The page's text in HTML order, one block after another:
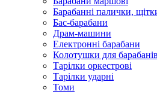
Барабанні палички,
Бас-барабани
Драм-машини
Електронні барабани
Колотушки для барабанів
Тарілки оркестрові
Тарілки ударні
Томи